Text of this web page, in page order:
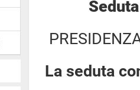
La seduta